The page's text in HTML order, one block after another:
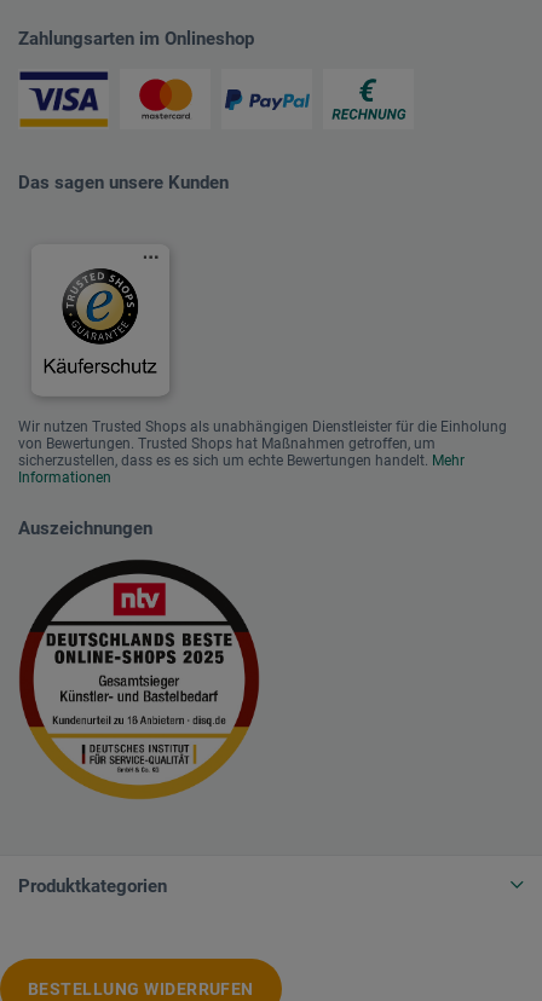
Zahlungsarten im Onlineshop
Das sagen unsere Kunden
Wir nutzen Trusted Shops als unabhängigen Dienstleister für die Einholung
von Bewertungen. Trusted Shops hat Maßnahmen getroffen, um
sicherzustellen, dass es es sich um echte Bewertungen handelt. Mehr
Informationen
Auszeichnungen
Produktkategorien
BESTELLUNG WIDERRUFEN